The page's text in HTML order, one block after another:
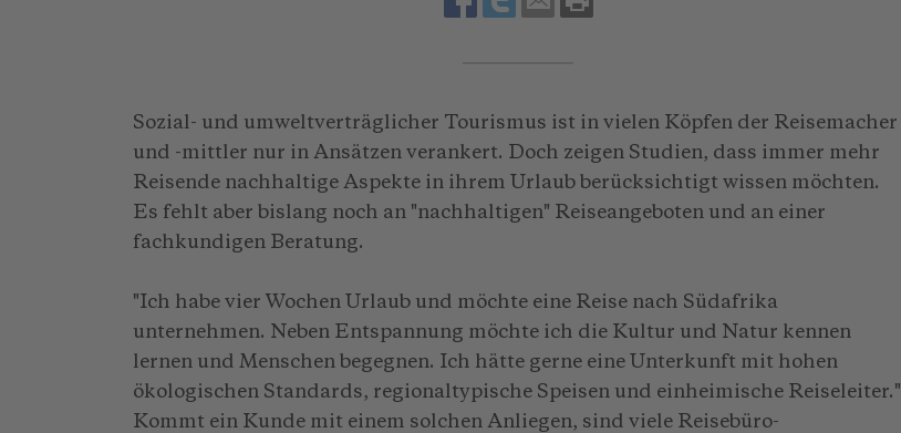
Sozial- und umweltverträglicher Tourismus ist in vielen Köpfen der Reisemacher
und -mittler nur in Ansätzen verankert. Doch zeigen Studien, dass immer mehr
Reisende nachhaltige Aspekte in ihrem Urlaub berücksichtigt wissen möchten.
Es fehlt aber bislang noch an "nachhaltigen" Reiseangeboten und an einer
fachkundigen Beratung.
"Ich habe vier Wochen Urlaub und möchte eine Reise nach Südafrika
unternehmen. Neben Entspannung möchte ich die Kultur und Natur kennen
lernen und Menschen begegnen. Ich hätte gerne eine Unterkunft mit hohen
ökologischen Standards, regionaltypische Speisen und einheimische Reiseleiter."
Kommt ein Kunde mit einem solchen Anliegen, sind viele Reisebüro-